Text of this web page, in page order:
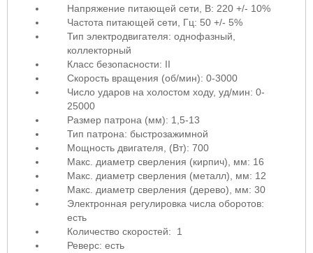
Напряжение питающей сети, В: 220 +/- 10%
Частота питающей сети, Гц: 50 +/- 5%
Тип электродвигателя: однофазный,
коллекторный
Класс безопасности: II
Скорость вращения (об/мин): 0-3000
Число ударов на холостом ходу, уд/мин: 0-
25000
Размер патрона (мм): 1,5-13
Тип патрона: быстрозажимной
Мощность двигателя, (Вт): 700
Макс. диаметр сверления (кирпич), мм: 16
Макс. диаметр сверления (металл), мм: 12
Макс. диаметр сверления (дерево), мм: 30
Электронная регулировка числа оборотов:
есть
Количество скоростей: 1
Реверс: есть